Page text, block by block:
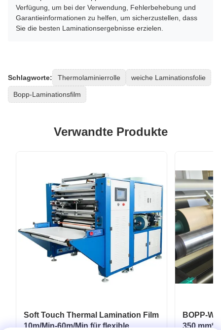
Verfügung, um bei der Verwendung, Fehlerbehebung und
Garantieinformationen zu helfen, um sicherzustellen, dass
Sie die besten Laminationsergebnisse erzielen.
Schlagworte: Thermolaminierrolle weiche Laminationsfolie
Bopp-Laminationsfilm
Verwandte Produkte
Soft Touch Thermal Lamination Film
10m/Min-60m/Min für flexible
BOPP-
350